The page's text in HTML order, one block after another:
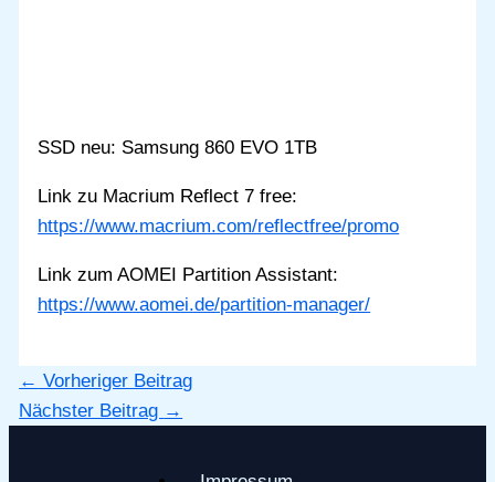
SSD neu: Samsung 860 EVO 1TB
Link zu Macrium Reflect 7 free:
https://www.macrium.com/reflectfree/promo
Link zum AOMEI Partition Assistant:
https://www.aomei.de/partition-manager/
← Vorheriger Beitrag
Nächster Beitrag →